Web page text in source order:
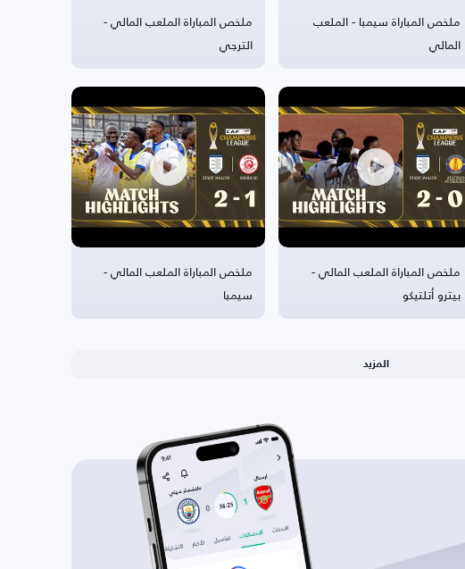
ملخص المباراة سيمبا - الملعب
المالي
ملخص المباراة الملعب المالي -
الترجي
ملخص المباراة الملعب المالي -
بيترو أتلتيكو
ملخص المباراة الملعب المالي -
سيمبا
المزيد